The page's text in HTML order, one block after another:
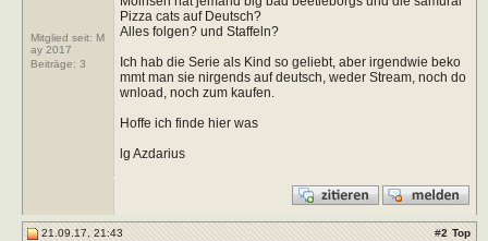
Mitglied seit: M
ay 2017
Beiträge: 3
Pizza cats auf Deutsch?
Alles folgen? und Staffeln?
Ich hab die Serie als Kind so geliebt, aber irgendwie beko
mmt man sie nirgends auf deutsch, weder Stream, noch do
wnload, noch zum kaufen.
Hoffe ich finde hier was
lg Azdarius
21.09.17, 21:43 #2 Top